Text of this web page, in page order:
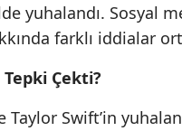
yuhalandı. Sosyal
farklı iddialar
Çekti?
Taylor Swift’in